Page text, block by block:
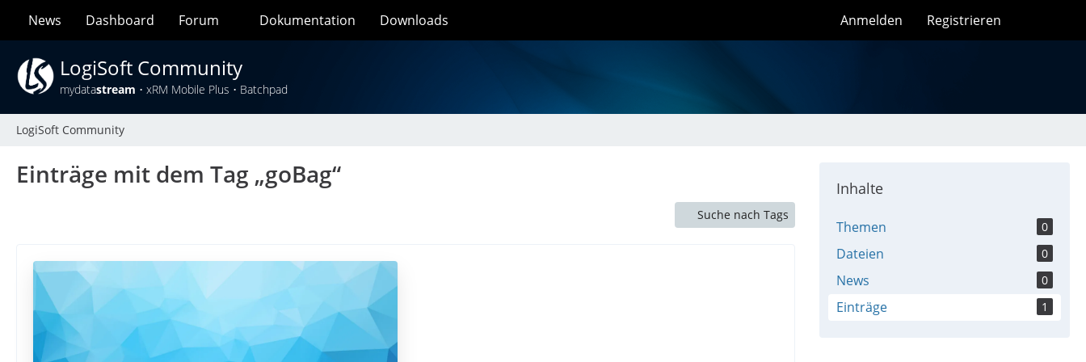
News Dashboard Forum Dokumentation Downloads Anmelden Registrieren
LogiSoft Community
mydatastream • xRM Mobile Plus • Batchpad
LogiSoft Community
Einträge mit dem Tag „goBag“
Suche nach Tags
Inhalte
Themen 0
Dateien 0
News 0
Einträge 1